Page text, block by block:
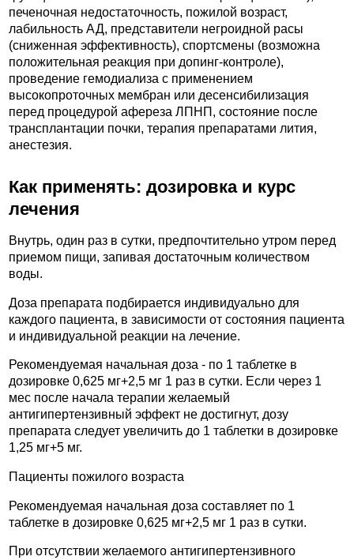
печеночная недостаточность, пожилой возраст,
лабильность АД, представители негроидной расы
(сниженная эффективность), спортсмены (возможна
положительная реакция при допинг-контроле),
проведение гемодиализа с применением
высокопроточных мембран или десенсибилизация
перед процедурой афереза ЛПНП, состояние после
трансплантации почки, терапия препаратами лития,
анестезия.
Как применять: дозировка и курс
лечения
Внутрь, один раз в сутки, предпочтительно утром перед
приемом пищи, запивая достаточным количеством
воды.
Доза препарата подбирается индивидуально для
каждого пациента, в зависимости от состояния пациента
и индивидуальной реакции на лечение.
Рекомендуемая начальная доза - по 1 таблетке в
дозировке 0,625 мг+2,5 мг 1 раз в сутки. Если через 1
мес после начала терапии желаемый
антигипертензивный эффект не достигнут, дозу
препарата следует увеличить до 1 таблетки в дозировке
1,25 мг+5 мг.
Пациенты пожилого возраста
Рекомендуемая начальная доза составляет по 1
таблетке в дозировке 0,625 мг+2,5 мг 1 раз в сутки.
При отсутствии желаемого антигипертензивного